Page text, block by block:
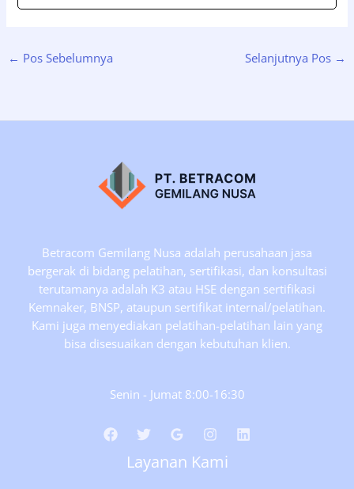
← Pos Sebelumnya Selanjutnya Pos →
Betracom Gemilang Nusa adalah perusahaan jasa
bergerak di bidang pelatihan, sertifikasi, dan konsultasi
terutamanya adalah K3 atau HSE dengan sertifikasi
Kemnaker, BNSP, ataupun sertifikat internal/pelatihan.
Kami juga menyediakan pelatihan-pelatihan lain yang
bisa disesuaikan dengan kebutuhan klien.
Senin - Jumat 8:00-16:30
Layanan Kami